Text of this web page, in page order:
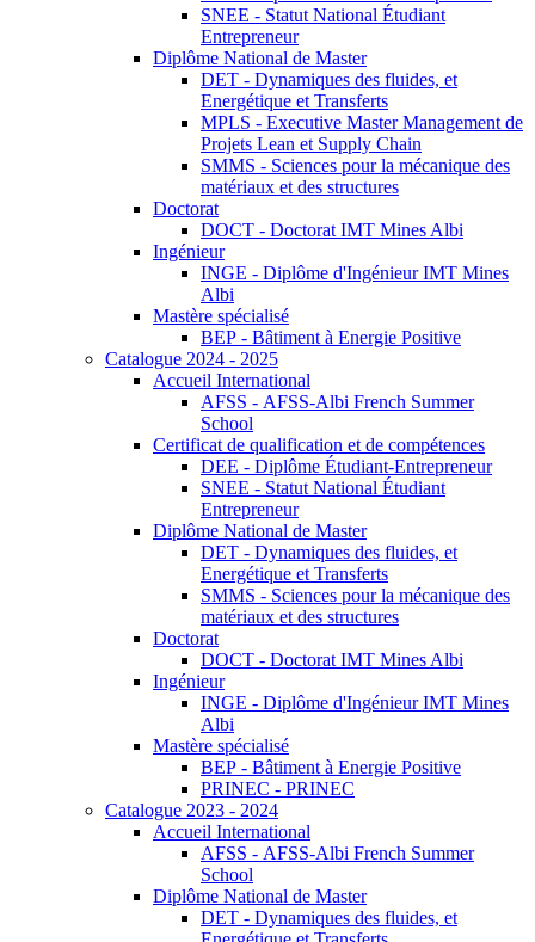
SNEE - Statut National Étudiant
Entrepreneur
Diplôme National de Master
DET - Dynamiques des fluides, et
Energétique et Transferts
MPLS - Executive Master Management de
Projets Lean et Supply Chain
SMMS - Sciences pour la mécanique des
matériaux et des structures
Doctorat
DOCT - Doctorat IMT Mines Albi
Ingénieur
INGE - Diplôme d'Ingénieur IMT Mines
Albi
Mastère spécialisé
BEP - Bâtiment à Energie Positive
Catalogue 2024 - 2025
Accueil International
AFSS - AFSS-Albi French Summer
School
Certificat de qualification et de compétences
DEE - Diplôme Étudiant-Entrepreneur
SNEE - Statut National Étudiant
Entrepreneur
Diplôme National de Master
DET - Dynamiques des fluides, et
Energétique et Transferts
SMMS - Sciences pour la mécanique des
matériaux et des structures
Doctorat
DOCT - Doctorat IMT Mines Albi
Ingénieur
INGE - Diplôme d'Ingénieur IMT Mines
Albi
Mastère spécialisé
BEP - Bâtiment à Energie Positive
PRINEC - PRINEC
Catalogue 2023 - 2024
Accueil International
AFSS - AFSS-Albi French Summer
School
Diplôme National de Master
DET - Dynamiques des fluides, et